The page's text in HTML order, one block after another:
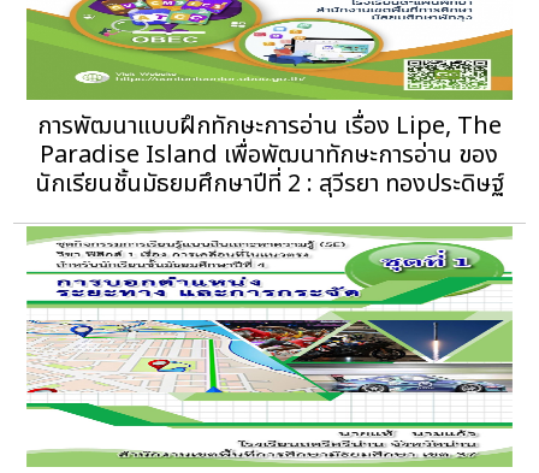
การพัฒนาแบบฝึกทักษะการอ่าน เรื่อง Lipe, The
Paradise Island เพื่อพัฒนาทักษะการอ่าน ของ
นักเรียนชั้นมัธยมศึกษาปีที่ 2 : สุวีรยา ทองประดิษฐ์